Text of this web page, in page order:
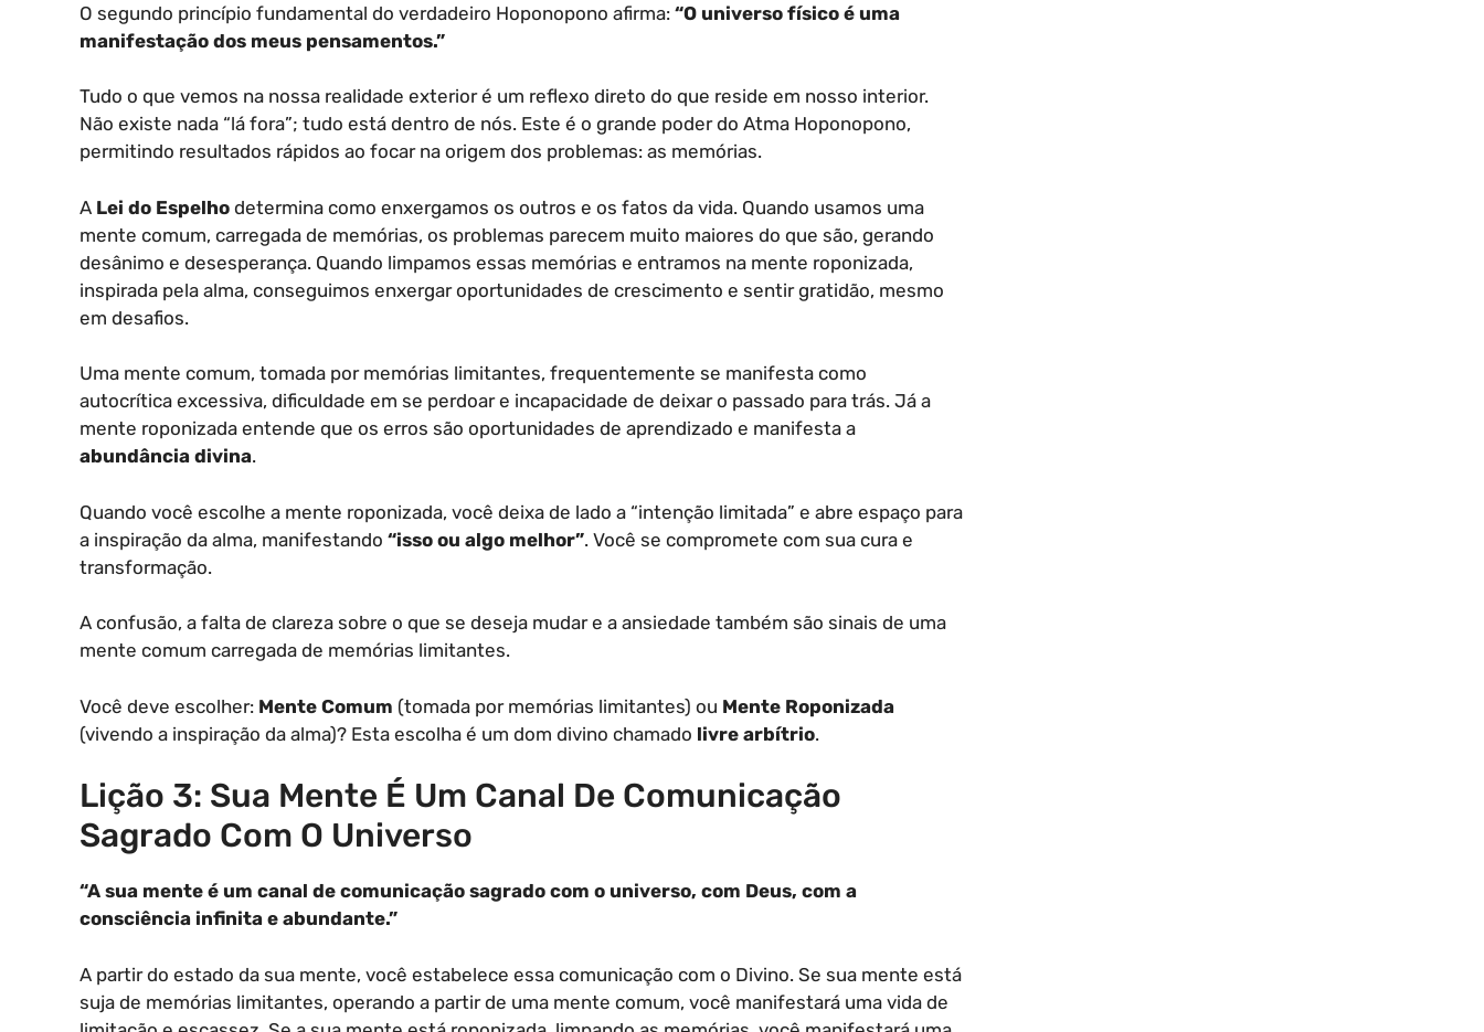
O segundo princípio fundamental do verdadeiro Hoponopono afirma: “O universo físico é uma
manifestação dos meus pensamentos.”
Tudo o que vemos na nossa realidade exterior é um reflexo direto do que reside em nosso interior.
Não existe nada “lá fora”; tudo está dentro de nós. Este é o grande poder do Atma Hoponopono,
permitindo resultados rápidos ao focar na origem dos problemas: as memórias.
A Lei do Espelho determina como enxergamos os outros e os fatos da vida. Quando usamos uma
mente comum, carregada de memórias, os problemas parecem muito maiores do que são, gerando
desânimo e desesperança. Quando limpamos essas memórias e entramos na mente roponizada,
inspirada pela alma, conseguimos enxergar oportunidades de crescimento e sentir gratidão, mesmo
em desafios.
Uma mente comum, tomada por memórias limitantes, frequentemente se manifesta como
autocrítica excessiva, dificuldade em se perdoar e incapacidade de deixar o passado para trás. Já a
mente roponizada entende que os erros são oportunidades de aprendizado e manifesta a
abundância divina.
Quando você escolhe a mente roponizada, você deixa de lado a “intenção limitada” e abre espaço para
a inspiração da alma, manifestando “isso ou algo melhor”. Você se compromete com sua cura e
transformação.
A confusão, a falta de clareza sobre o que se deseja mudar e a ansiedade também são sinais de uma
mente comum carregada de memórias limitantes.
Você deve escolher: Mente Comum (tomada por memórias limitantes) ou Mente Roponizada
(vivendo a inspiração da alma)? Esta escolha é um dom divino chamado livre arbítrio.
Lição 3: Sua Mente É Um Canal De Comunicação
Sagrado Com O Universo
“A sua mente é um canal de comunicação sagrado com o universo, com Deus, com a
consciência infinita e abundante.”
A partir do estado da sua mente, você estabelece essa comunicação com o Divino. Se sua mente está
suja de memórias limitantes, operando a partir de uma mente comum, você manifestará uma vida de